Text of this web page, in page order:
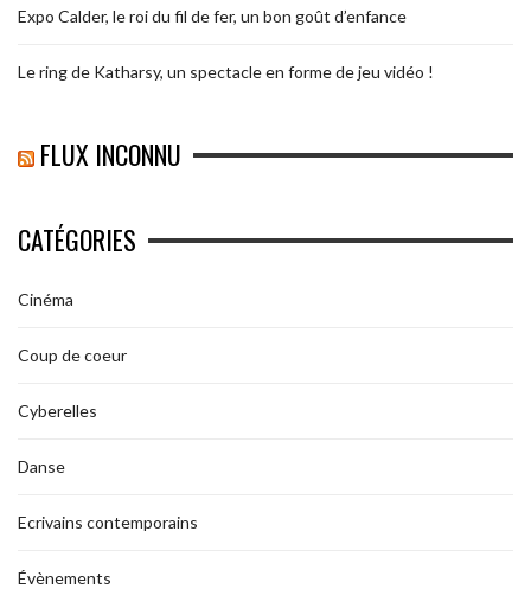
Expo Calder, le roi du fil de fer, un bon goût d’enfance
Le ring de Katharsy, un spectacle en forme de jeu vidéo !
FLUX INCONNU
CATÉGORIES
Cinéma
Coup de coeur
Cyberelles
Danse
Ecrivains contemporains
Évènements